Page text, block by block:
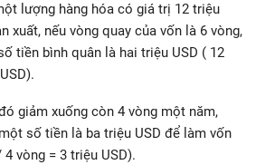
lượng hàng hóa có giá trị 12 triệu
xuất, nếu vòng quay của vốn là 6 vòng,
tiền bình quân là hai triệu USD ( 12
giảm xuống còn 4 vòng một năm,
số tiền là ba triệu USD để làm vốn
vòng = 3 triệu USD).